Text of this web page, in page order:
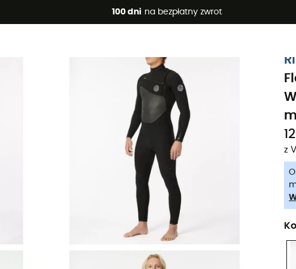
100 dni na bezpłatny zwrot
Letnie promocje 🔥 -5% DODATKOWO przy zakupie 2 produktów*, kod
z